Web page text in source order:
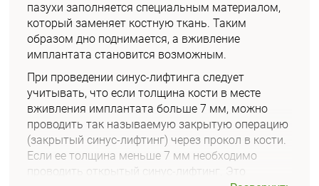
пазухи заполняется специальным материалом,
который заменяет костную ткань. Таким
образом дно поднимается, а вживление
имплантата становится возможным.
При проведении синус-лифтинга следует
учитывать, что если толщина кости в месте
вживления имплантата больше 7 мм, можно
проводить так называемую закрытую операцию
(закрытый синус-лифтинг) через прокол в кости.
Если ее толщина меньше 7 мм необходимо
проводить открытый синус-лифтинг. Это